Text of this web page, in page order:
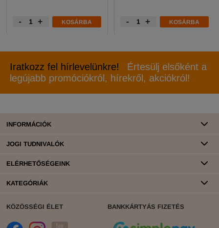
- + KOSÁRBA - + KOSÁRBA
Iratkozz fel hírlevelünkre!
Értesülj elsőként a
legújabb promóciókról, hírekről, akciókról!
INFORMÁCIÓK
JOGI TUDNIVALÓK
ELÉRHETŐSÉGEINK
KATEGÓRIÁK
KÖZÖSSÉGI ÉLET BANKKÁRTYÁS FIZETÉS